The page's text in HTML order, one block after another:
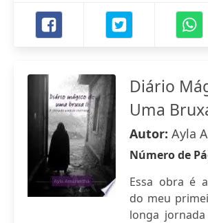
Diário
Uma
Autor: Ayla
Número de
Essa obra é
do meu
longa